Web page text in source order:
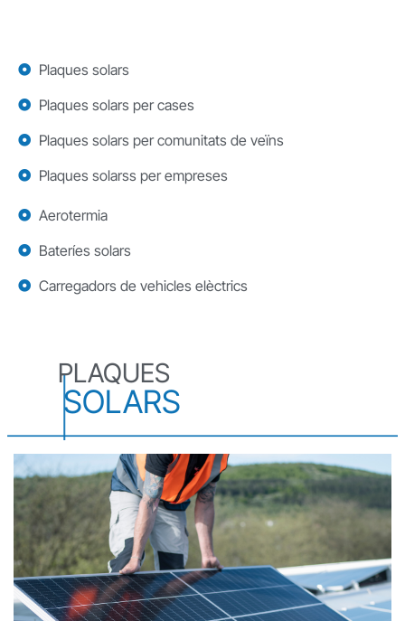
Plaques solars
Plaques solars per cases
Plaques solars per comunitats de veïns
Plaques solarss per empreses
Aerotermia
Bateríes solars
Carregadors de vehicles elèctrics
PLAQUES
SOLARS